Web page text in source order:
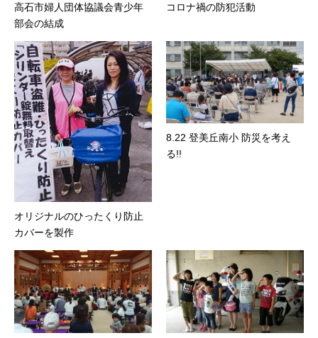
高石市婦人団体協議会青少年
部会の結成
コロナ禍の防犯活動
オリジナルのひったくり防止
カバーを製作
8.22 登美丘南小 防災を考え
る!!